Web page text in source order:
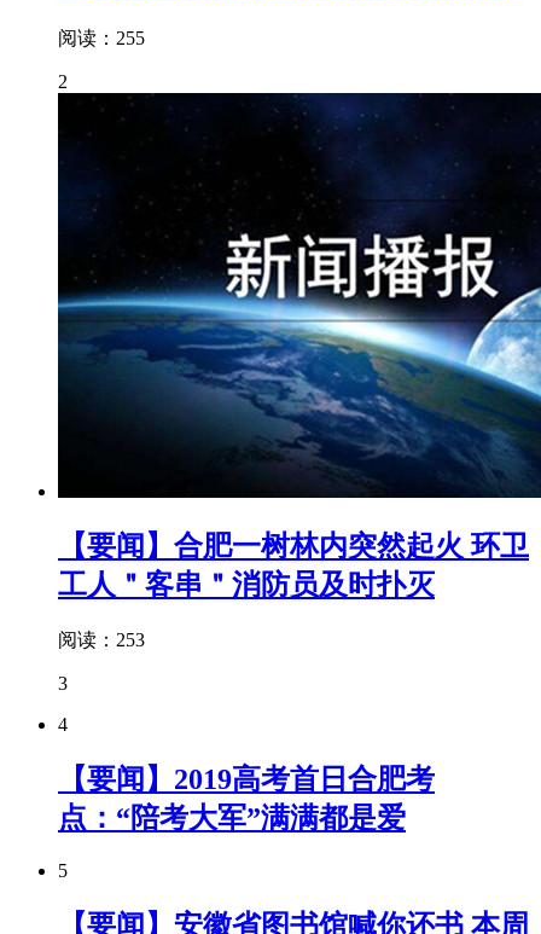
阅读：255
2
【要闻】合肥一树林内突然起火 环卫
工人＂客串＂消防员及时扑灭
阅读：253
3
4
【要闻】2019高考首日合肥考
点：“陪考大军”满满都是爱
5
【要闻】安徽省图书馆喊你还书 本周